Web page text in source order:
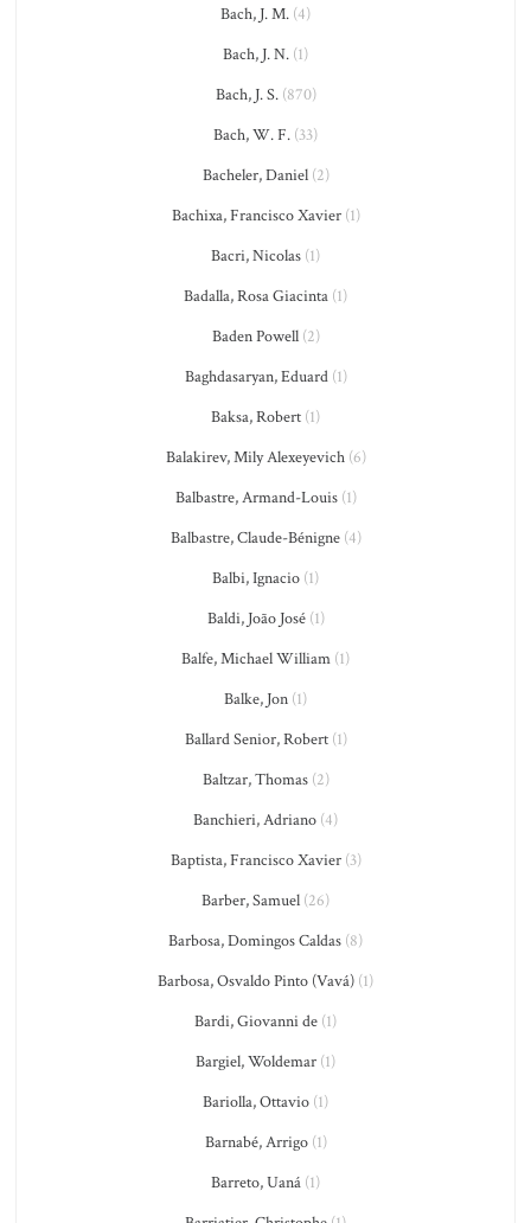
Bach, J. M. (4)
Bach, J. N. (1)
Bach, J. S.(870)
Bach, W. F. (33)
Bacheler, Daniel(2)
Bachixa, Francisco Xavier(1)
Bacri, Nicolas (1)
Badalla, Rosa Giacinta (1)
Baden Powell(2)
Baghdasaryan, Eduard(1)
Baksa, Robert (1)
Balakirev, Mily Alexeyevich(6)
Balbastre, Armand-Louis(1)
Balbastre, Claude-Bénigne(4)
Balbi, Ignacio (1)
Baldi, João José(1)
Balfe, Michael William (1)
Balke, Jon (1)
Ballard Senior, Robert(1)
Baltzar, Thomas(2)
Banchieri, Adriano (4)
Baptista, Francisco Xavier(3)
Barber, Samuel (26)
Barbosa, Domingos Caldas (8)
Barbosa, Osvaldo Pinto (Vavá) (1)
Bardi, Giovanni de (1)
Bargiel, Woldemar (1)
Bariolla, Ottavio (1)
Barnabé, Arrigo(1)
Barreto, Uaná (1)